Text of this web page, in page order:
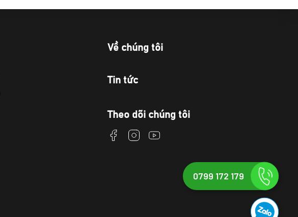
Về chúng tôi
Tin tức
Theo dõi chúng tôi
0799 172 179